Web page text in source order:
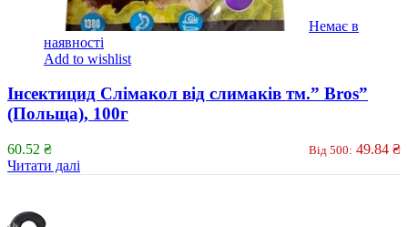
Немає в
наявності
Add to wishlist
Інсектицид Слімакол від слимаків тм.” Bros”
(Польща), 100г
60.52 ₴ Від 500: 49.84 ₴
Читати далі